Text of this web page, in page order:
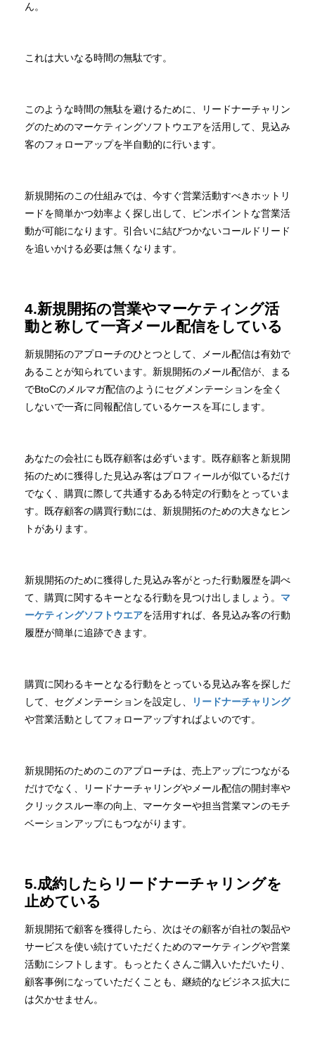
ん。
これは大いなる時間の無駄です。
このような時間の無駄を避けるために、リードナーチャリン
グのためのマーケティングソフトウエアを活用して、見込み
客のフォローアップを半自動的に行います。
新規開拓のこの仕組みでは、今すぐ営業活動すべきホットリ
ードを簡単かつ効率よく探し出して、ピンポイントな営業活
動が可能になります。引合いに結びつかないコールドリード
を追いかける必要は無くなります。
4.新規開拓の営業やマーケティング活
動と称して一斉メール配信をしている
新規開拓のアプローチのひとつとして、メール配信は有効で
あることが知られています。新規開拓のメール配信が、まる
でBtoCのメルマガ配信のようにセグメンテーションを全く
しないで一斉に同報配信しているケースを耳にします。
あなたの会社にも既存顧客は必ずいます。既存顧客と新規開
拓のために獲得した見込み客はプロフィールが似ているだけ
でなく、購買に際して共通するある特定の行動をとっていま
す。既存顧客の購買行動には、新規開拓のための大きなヒン
トがあります。
新規開拓のために獲得した見込み客がとった行動履歴を調べ
て、購買に関するキーとなる行動を見つけ出しましょう。 マ
ーケティングソフトウエアを活用すれば、各見込み客の行動
履歴が簡単に追跡できます。
購買に関わるキーとなる行動をとっている見込み客を探しだ
して、セグメンテーションを設定し、
リードナーチャリング
や営業活動としてフォローアップすればよいのです。
新規開拓のためのこのアプローチは、売上アップにつながる
だけでなく、リードナーチャリングやメール配信の開封率や
クリックスルー率の向上、マーケターや担当営業マンのモチ
ベーションアップにもつながります。
5.成約したらリードナーチャリングを
止めている
新規開拓で顧客を獲得したら、次はその顧客が自社の製品や
サービスを使い続けていただくためのマーケティングや営業
活動にシフトします。もっとたくさんご購入いただいたり、
顧客事例になっていただくことも、継続的なビジネス拡大に
は欠かせません。